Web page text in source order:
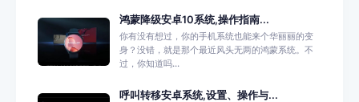
鸿蒙降级安卓10系统,操作指南...
你有没有想过，你的手机系统也能来个华丽丽的变
身？没错，就是那个最近风头无两的鸿蒙系统。不
过，你知道吗...
呼叫转移安卓系统,设置、操作与...